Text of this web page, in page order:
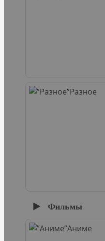
Разное
Фильмы
Аниме